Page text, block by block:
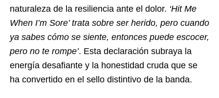
naturaleza de la resiliencia ante el dolor. ‘Hit Me
When I’m Sore’ trata sobre ser herido, pero cuando
ya sabes cómo se siente, entonces puede escocer,
pero no te rompe’. Esta declaración subraya la
energía desafiante y la honestidad cruda que se
ha convertido en el sello distintivo de la banda.